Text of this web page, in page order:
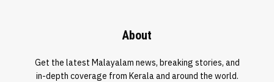
About
Get the latest Malayalam news, breaking stories, and
in-depth coverage from Kerala and around the world.